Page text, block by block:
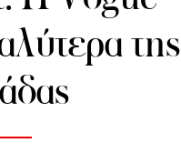
της